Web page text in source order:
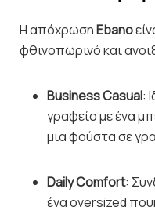
Η απόχρωσηEbano
φθινοπωρινό και
Business Casual:
γραφείο με ένα
μια φούστα σε
Daily Comfort:
ένα oversized